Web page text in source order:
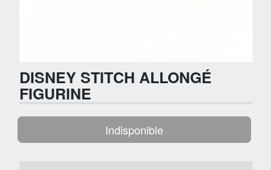
DISNEY STITCH ALLONGÉ
FIGURINE
Indisponible